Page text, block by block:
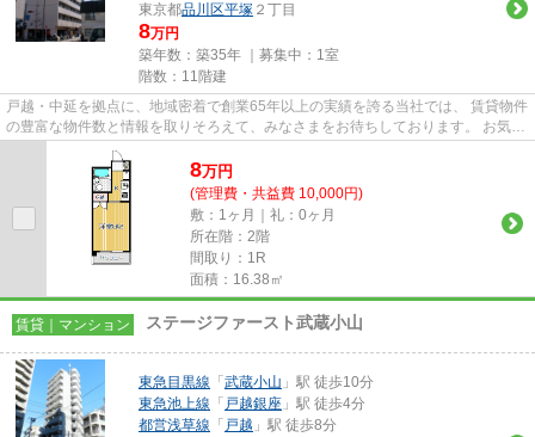
東京都品川区平塚 ２丁目
8万円
築年数：築35年 ｜募集中： 1室
階数：11階建
戸越・中延を拠点に、地域密着で創業65年以上の実績を誇る当社では、 賃貸物件
の豊富な物件数と情報を取りそろえて、みなさまをお待ちしております。 お気軽
にお問い合わせください。 ...
8万円
(管理費・共益費 10,000円)
敷：1ヶ月｜礼：0ヶ月
所在階：2階
間取り：1R
面積：16.38㎡
賃貸｜マンション ステージファースト武蔵小山
東急目黒線 「 武蔵小山 」駅 徒歩10分
東急池上線 「 戸越銀座 」駅 徒歩4分
都営浅草線 「 戸越 」駅 徒歩8分